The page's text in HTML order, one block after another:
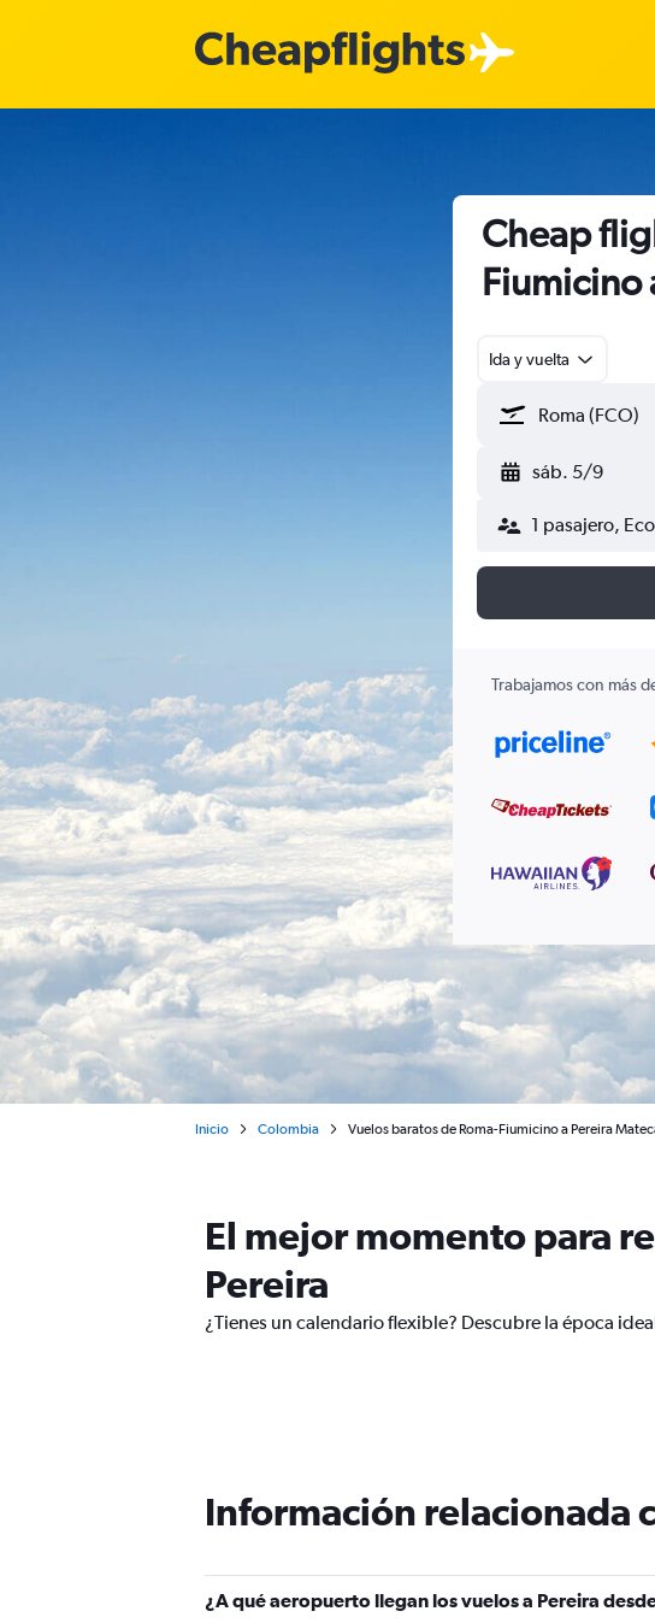
Cheap
Fiumicino
Ida y vuelta
sáb. 5/9
1 pasajero,
Trabajamos con más
Inicio Colombia Vuelos baratos de Roma-Fiumicino a Pereira
El mejor momento para
Pereira
¿Tienes un calendario flexible? Descubre la época
Información relacionada
¿A qué aeropuerto llegan los vuelos a Pereira